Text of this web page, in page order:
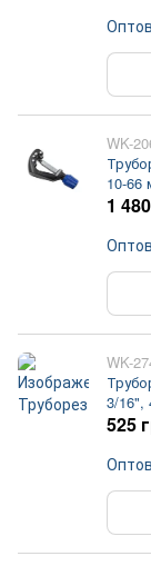
WK-
10-66
1
WK-
3/16",
525